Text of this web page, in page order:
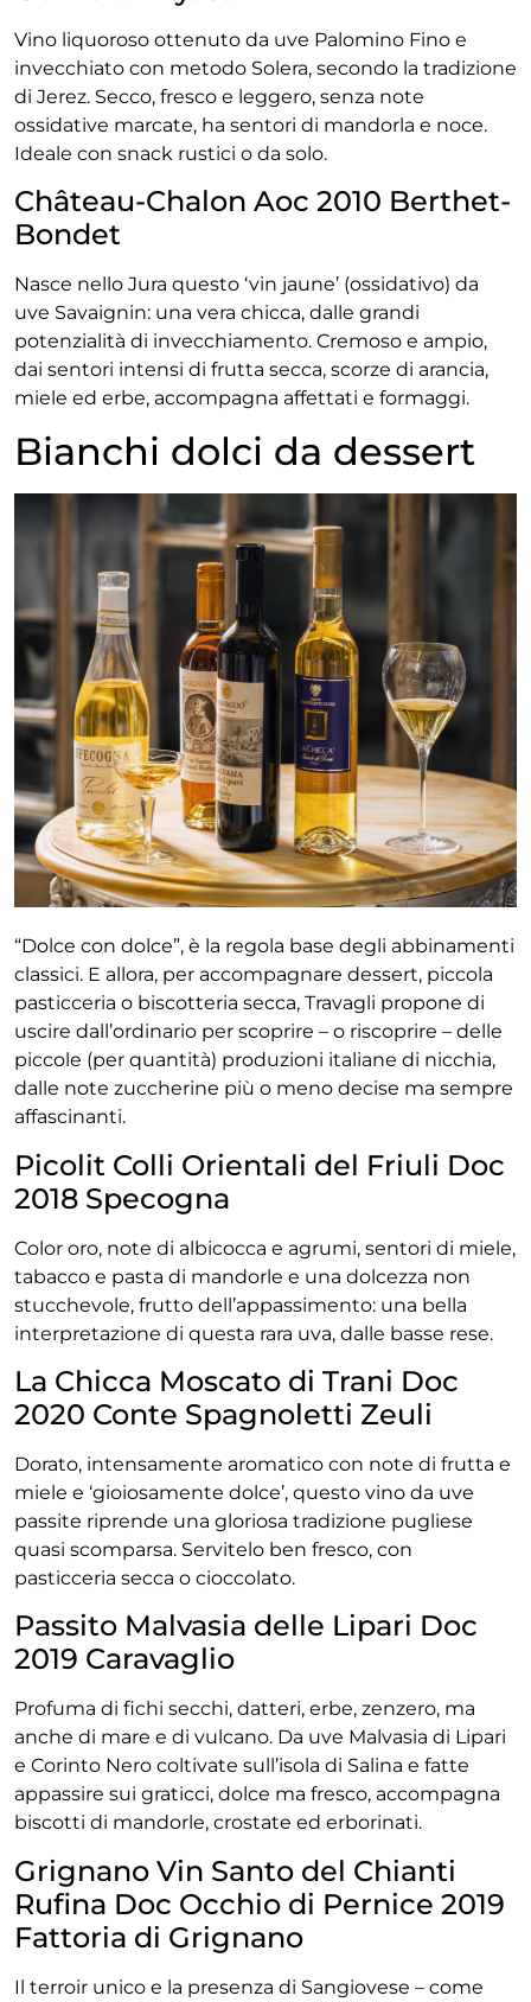
Vino liquoroso ottenuto da uve Palomino Fino e
invecchiato con metodo Solera, secondo la tradizione
di Jerez. Secco, fresco e leggero, senza note
ossidative marcate, ha sentori di mandorla e noce.
Ideale con snack rustici o da solo.
Château-Chalon Aoc 2010 Berthet-
Bondet
Nasce nello Jura questo ‘vin jaune’ (ossidativo) da
uve Savaignin: una vera chicca, dalle grandi
potenzialità di invecchiamento. Cremoso e ampio,
dai sentori intensi di frutta secca, scorze di arancia,
miele ed erbe, accompagna affettati e formaggi.
Bianchi dolci da dessert
“Dolce con dolce”, è la regola base degli abbinamenti
classici. E allora, per accompagnare dessert, piccola
pasticceria o biscotteria secca, Travagli propone di
uscire dall’ordinario per scoprire – o riscoprire – delle
piccole (per quantità) produzioni italiane di nicchia,
dalle note zuccherine più o meno decise ma sempre
affascinanti.
Picolit Colli Orientali del Friuli Doc
2018 Specogna
Color oro, note di albicocca e agrumi, sentori di miele,
tabacco e pasta di mandorle e una dolcezza non
stucchevole, frutto dell’appassimento: una bella
interpretazione di questa rara uva, dalle basse rese.
La Chicca Moscato di Trani Doc
2020 Conte Spagnoletti Zeuli
Dorato, intensamente aromatico con note di frutta e
miele e ‘gioiosamente dolce’, questo vino da uve
passite riprende una gloriosa tradizione pugliese
quasi scomparsa. Servitelo ben fresco, con
pasticceria secca o cioccolato.
Passito Malvasia delle Lipari Doc
2019 Caravaglio
Profuma di fichi secchi, datteri, erbe, zenzero, ma
anche di mare e di vulcano. Da uve Malvasia di Lipari
e Corinto Nero coltivate sull’isola di Salina e fatte
appassire sui graticci, dolce ma fresco, accompagna
biscotti di mandorle, crostate ed erborinati.
Grignano Vin Santo del Chianti
Rufina Doc Occhio di Pernice 2019
Fattoria di Grignano
Il terroir unico e la presenza di Sangiovese – come